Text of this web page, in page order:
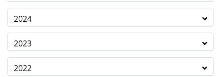
2024
2023
2022